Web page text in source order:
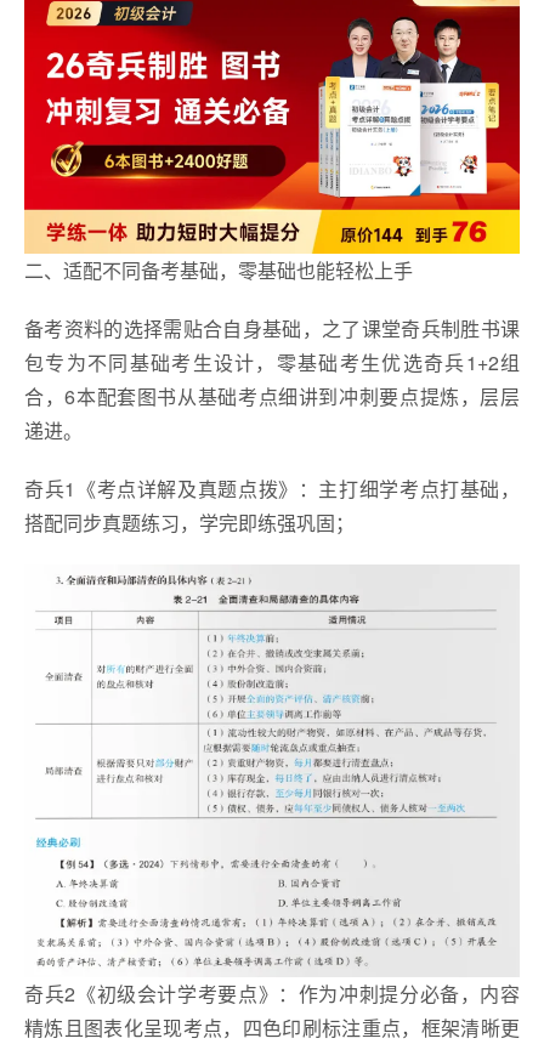
二、适配不同备考基础，零基础也能轻松上手
备考资料的选择需贴合自身基础，之了课堂奇兵制胜书课
包专为不同基础考生设计，零基础考生优选奇兵1+2组
合，6本配套图书从基础考点细讲到冲刺要点提炼，层层
递进。
奇兵1《考点详解及真题点拨》：主打细学考点打基础，
搭配同步真题练习，学完即练强巩固；
奇兵2《初级会计学考要点》：作为冲刺提分必备，内容
精炼且图表化呈现考点，四色印刷标注重点，框架清晰更